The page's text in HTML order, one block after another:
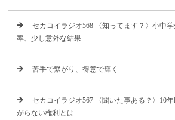
セカコイラジオ568 〈知ってます？〉小中
率、少し意外な結果
苦手で繋がり、得意で輝く
セカコイラジオ567 〈聞いた事ある？〉10
がらない権利とは